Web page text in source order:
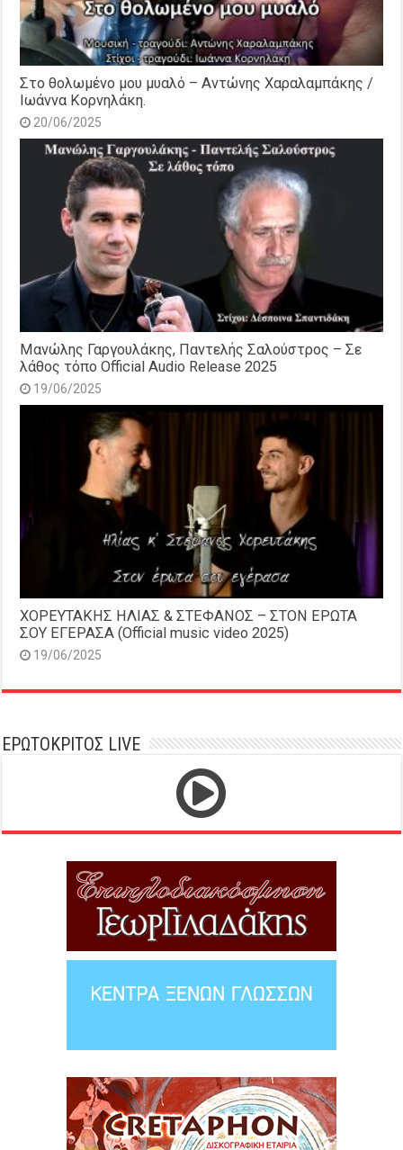
Στο θολωμένο μου μυαλό – Αντώνης Χαραλαμπάκης /
Ιωάννα Κορνηλάκη.
20/06/2025
Μανώλης Γαργουλάκης, Παντελής Σαλούστρος – Σε
λάθος τόπο Official Audio Release 2025
19/06/2025
ΧΟΡΕΥΤΑΚΗΣ ΗΛΙΑΣ & ΣΤΕΦΑΝΟΣ – ΣΤΟΝ ΕΡΩΤΑ
ΣΟΥ ΕΓΕΡΑΣΑ (Official music video 2025)
19/06/2025
ΕΡΩΤΟΚΡΙΤΟΣ LIVE